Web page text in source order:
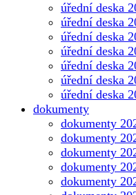
úřední deska
úřední deska
úřední deska
úřední deska
úřední deska
úřední deska
úřední deska
dokumenty
dokumenty
dokumenty
dokumenty
dokumenty
dokumenty